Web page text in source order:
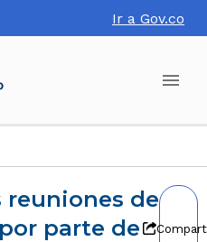
Ir a Gov.co
parte de